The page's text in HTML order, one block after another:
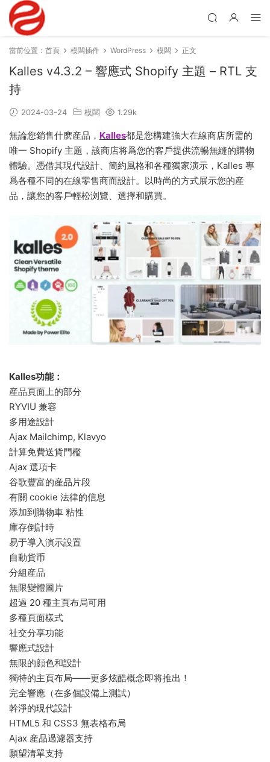
當前位置： 首頁 模闆插件 WordPress 模闆 正文
Kalles v4.3.2 – 響應式 Shopify 主題 – RTL 支
持
2024-03-24 模闆 1.29k
無論您銷售什麽産品， Kalles都是您構建強大在線商店所需的
唯一 Shopify 主題，該商店将爲您的客戶提供流暢無縫的購物
體驗。憑借其現代設計、簡約風格和各種獨家演示，Kalles 專
爲各種不同的在線零售商而設計。以時尚的方式展示您的産
品，讓您的客戶輕松浏覽、選擇和購買。
Kalles功能：
産品頁面上的部分
RYVIU 兼容
多用途設計
Ajax Mailchimp, Klavyo
計算免費送貨門檻
Ajax 選項卡
谷歌豐富的産品片段
有關 cookie 法律的信息
添加到購物車 粘性
庫存倒計時
易于導入演示設置
自動貨币
分組産品
無限變體圖片
超過 20 種主頁布局可用
多種頁面樣式
社交分享功能
響應式設計
無限的顔色和設計
獨特的主頁布局——更多炫酷概念即将推出！
完全響應（在多個設備上測試）
幹淨的現代設計
HTML5 和 CSS3 無表格布局
Ajax 産品過濾器支持
願望清單支持